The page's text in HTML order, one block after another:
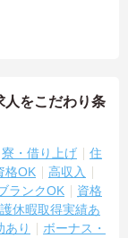
人をこだわり条
寮・借り上げ
住
格OK
高収入
ランクOK
資格
休暇取得実績あ
あり
ボーナス・